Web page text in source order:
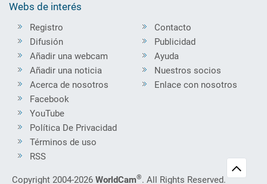
Webs de interés
Registro
Difusión
Añadir una webcam
Añadir una noticia
Acerca de nosotros
Contacto
Publicidad
Ayuda
Nuestros socios
Enlace con nosotros
Facebook
YouTube
Política De Privacidad
Términos de uso
RSS
Copyright 2004-2026 WorldCam®. All Rights Reserved.